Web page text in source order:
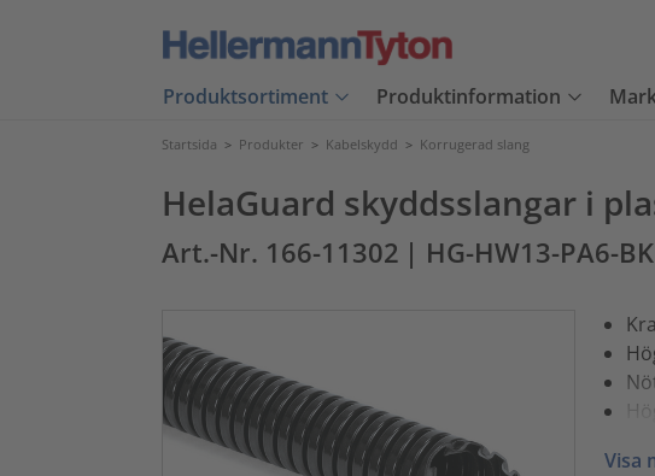
Produktsortiment Produktinformation
Startsida > Produkter > Kabelskydd > Korrugerad slang
HelaGuard skyddsslangar i
Art.-Nr. 166-11302 | HG-HW13-PA6-BK
Visa